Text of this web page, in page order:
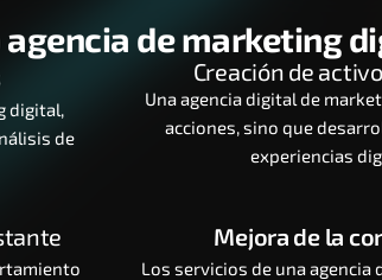
agencia de marketing
digital,
de
Creación de
Una agencia digital de
acciones, sino que
experiencias
Mejora de la
Los servicios de una agencia